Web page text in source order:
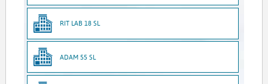
RIT LAB 18 SL
ADAM 55 SL